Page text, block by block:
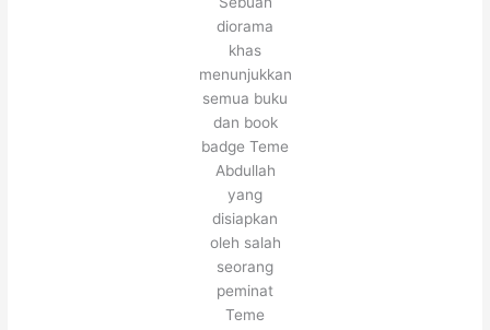
diorama
khas
menunjukkan
semua buku
dan book
badge Teme
Abdullah
yang
disiapkan
oleh salah
seorang
peminat
Teme